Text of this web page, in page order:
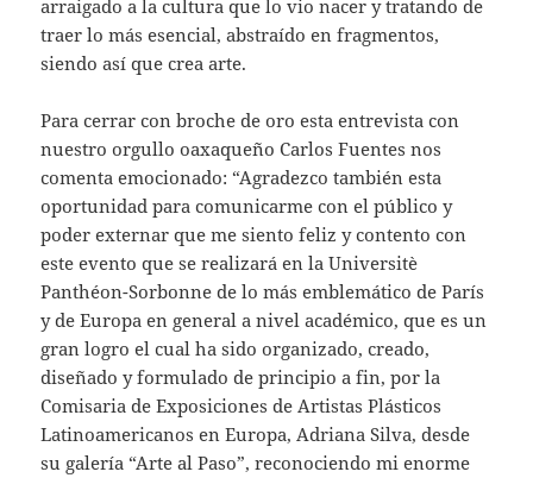
arraigado a la cultura que lo vio nacer y tratando de
traer lo más esencial, abstraído en fragmentos,
siendo así que crea arte.
Para cerrar con broche de oro esta entrevista con
nuestro orgullo oaxaqueño Carlos Fuentes nos
comenta emocionado: “Agradezco también esta
oportunidad para comunicarme con el público y
poder externar que me siento feliz y contento con
este evento que se realizará en la Universitè
Panthéon-Sorbonne de lo más emblemático de París
y de Europa en general a nivel académico, que es un
gran logro el cual ha sido organizado, creado,
diseñado y formulado de principio a fin, por la
Comisaria de Exposiciones de Artistas Plásticos
Latinoamericanos en Europa, Adriana Silva, desde
su galería “Arte al Paso”, reconociendo mi enorme